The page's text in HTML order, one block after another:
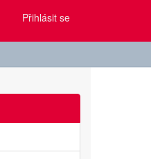
Přihlásit se